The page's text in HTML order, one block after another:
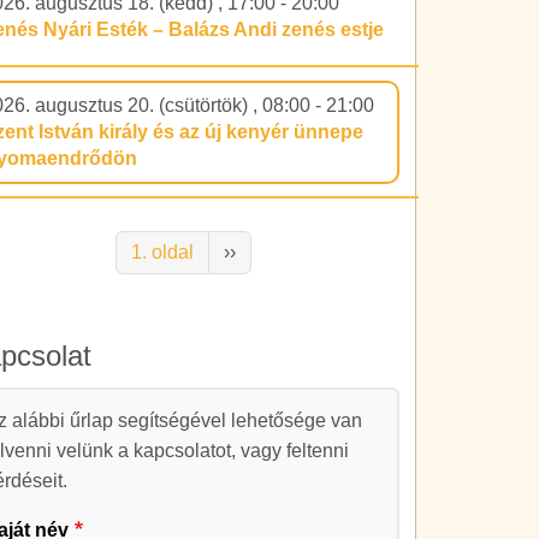
Nyári Esték – Balázs Andi zenés estje
augusztus 20. (csütörtök) ,08:00 - 21:00
István király és az új kenyér ünnepe
1. oldal
Következő oldal
››
alábbi űrlap segítségével lehetősége van
velünk a kapcsolatot, vagy feltenni
név